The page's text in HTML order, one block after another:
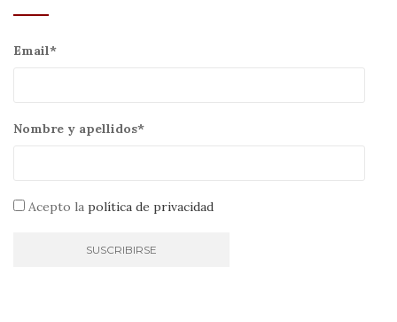
Email*
Nombre y apellidos*
Acepto la política de privacidad